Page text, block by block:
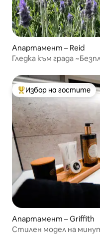
Апартамент – Reid
Гледка към града
Най-популярен избор
Избор на гостите
Апартамент – Griffith
Стилен модел на